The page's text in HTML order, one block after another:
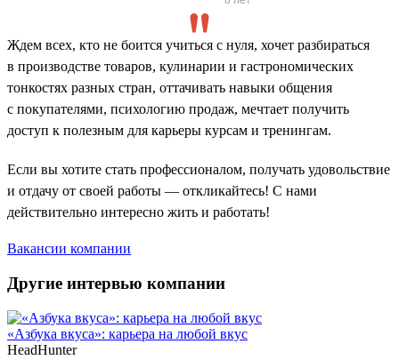
Ждем всех, кто не боится учиться с нуля, хочет разбираться
в производстве товаров, кулинарии и гастрономических
тонкостях разных стран, оттачивать навыки общения
с покупателями, психологию продаж, мечтает получить
доступ к полезным для карьеры курсам и тренингам.
Если вы хотите стать профессионалом, получать удовольствие
и отдачу от своей работы — откликайтесь! С нами
действительно интересно жить и работать!
Вакансии компании
Другие интервью компании
«Азбука вкуса»: карьера на любой вкус
HeadHunter